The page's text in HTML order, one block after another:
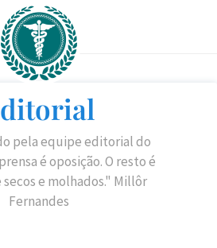
pela equipe editorial do
é oposição. O resto é
e molhados." Millôr
Fernandes